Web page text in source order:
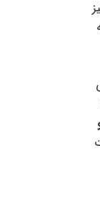
نیز